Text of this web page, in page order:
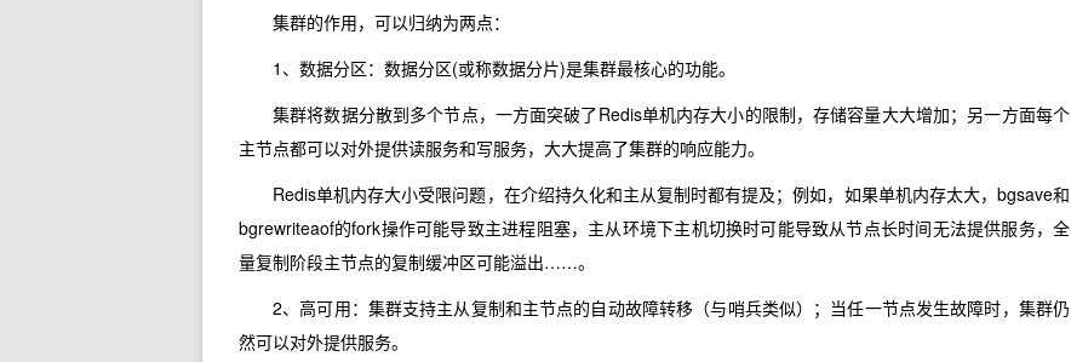
集群的作用，可以归纳为两点：
1、数据分区：数据分区(或称数据分片)是集群最核心的功能。
集群将数据分散到多个节点，一方面突破了Redis单机内存大小的限制，存储容量大大增加；另一方面每个
主节点都可以对外提供读服务和写服务，大大提高了集群的响应能力。
Redis单机内存大小受限问题，在介绍持久化和主从复制时都有提及；例如，如果单机内存太大，bgsave和
bgrewriteaof的fork操作可能导致主进程阻塞，主从环境下主机切换时可能导致从节点长时间无法提供服务，全
量复制阶段主节点的复制缓冲区可能溢出……。
2、高可用：集群支持主从复制和主节点的自动故障转移（与哨兵类似）；当任一节点发生故障时，集群仍
然可以对外提供服务。